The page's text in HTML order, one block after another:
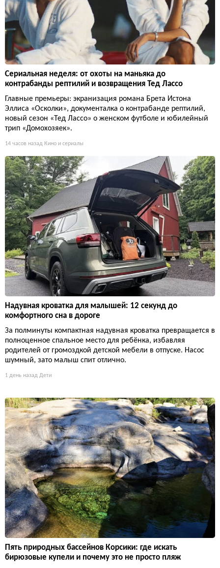
Сериальная неделя: от охоты на маньяка до
контрабанды рептилий и возвращения Тед Лассо
Главные премьеры: экранизация романа Брета Истона
Эллиса «Осколки», документалка о контрабанде рептилий,
новый сезон «Тед Лассо» о женском футболе и юбилейный
трип «Домохозяек».
14 часов назад Кино и сериалы
Надувная кроватка для малышей: 12 секунд до
комфортного сна в дороге
За полминуты компактная надувная кроватка превращается в
полноценное спальное место для ребёнка, избавляя
родителей от громоздкой детской мебели в отпуске. Насос
шумный, зато малыш спит отлично.
1 день назад Дети
Пять природных бассейнов Корсики: где искать
бирюзовые купели и почему это не просто пляж